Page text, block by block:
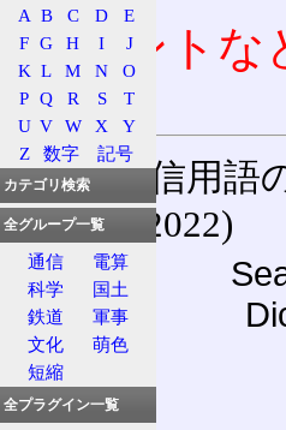
コメントな
通信用語
(27-May-2022)
A B C D
E
F G H I
J
K L M N
O
P Q R S
T
U V W X
Y
Z
数字 記号
カテゴリ検索
全グループ一覧
通信
電算
科学
国土
鉄道
軍事
文化
萌色
短縮
全プラグイン一覧